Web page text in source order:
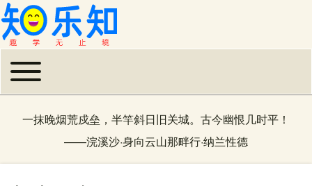
主导航
Toggle main menu
一抹晚烟荒戍垒，半竿斜日旧关城。古今幽恨几时平！
——浣溪沙·身向云山那畔行·纳兰性德